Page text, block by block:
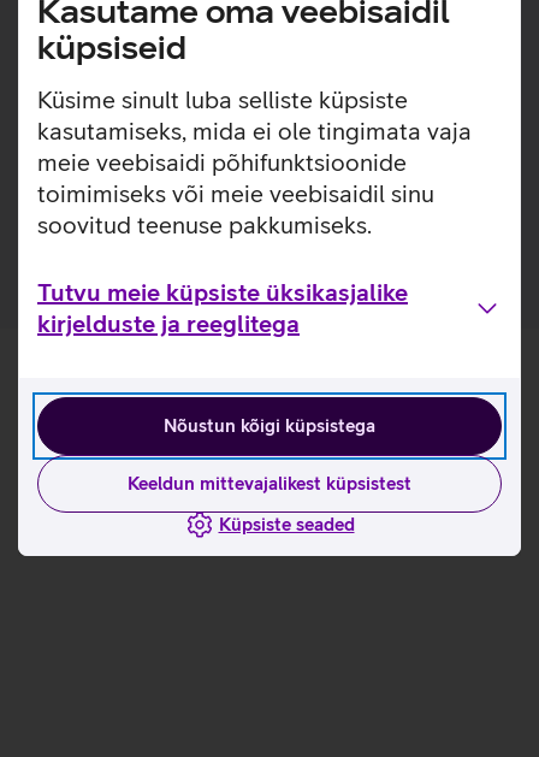
Kasutame oma veebisaidil
küpsiseid
Küsime sinult luba selliste küpsiste
kasutamiseks, mida ei ole tingimata vaja
meie veebisaidi põhifunktsioonide
toimimiseks või meie veebisaidil sinu
soovitud teenuse pakkumiseks.
Tutvu meie küpsiste üksikasjalike
kirjelduste ja reeglitega
Nõustun kõigi küpsistega
Keeldun mittevajalikest küpsistest
Küpsiste seaded
seadmega.
Ühilduvad operatsioonisüsteemid: Windows 10,
Windows 11.
Kasulikud lingid
Tutvu juhtmeta hiire Lenovo ThinkPad Bluetooth Silent
omaduste ja kasutusviisidega tootja kodulehel